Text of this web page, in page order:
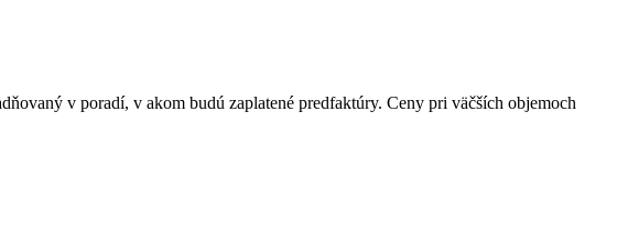
v poradí, v akom budú zaplatené predfaktúry. Ceny pri väčších objemoch